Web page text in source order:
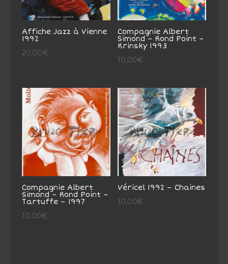
Affiche Jazz à Vienne
1992
20,00€
Compagnie Albert
Simond – Rond Point –
Krinsky 1993
10,00€
Compagnie Albert
Simond – Rond Point –
Tartuffe – 1997
10,00€
Véricel 1992 – Chaines
10,00€